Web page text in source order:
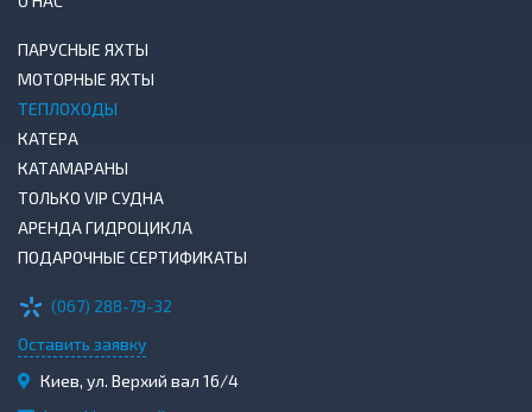
ПАРУСНЫЕ ЯХТЫ
МОТОРНЫЕ ЯХТЫ
ТЕПЛОХОДЫ
КАТЕРА
КАТАМАРАНЫ
ТОЛЬКО VIP СУДНА
АРЕНДА ГИДРОЦИКЛА
ПОДАРОЧНЫЕ СЕРТИФИКАТЫ
(067) 288-79-32
Оставить заявку
Киев, ул. Верхий вал 16/4